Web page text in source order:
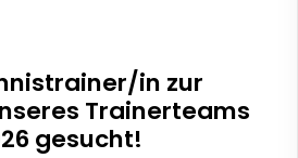
in zur
Trainerteams
gesucht!